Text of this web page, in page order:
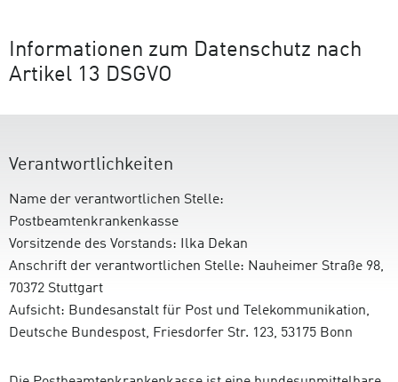
Informationen zum Datenschutz nach
Artikel 13 DSGVO
Verantwortlichkeiten
Name der verantwortlichen Stelle:
Postbeamtenkrankenkasse
Vorsitzende des Vorstands: Ilka Dekan
Anschrift der verantwortlichen Stelle: Nauheimer Straße 98,
70372 Stuttgart
Aufsicht: Bundesanstalt für Post und Telekommunikation,
Deutsche Bundespost, Friesdorfer Str. 123, 53175 Bonn